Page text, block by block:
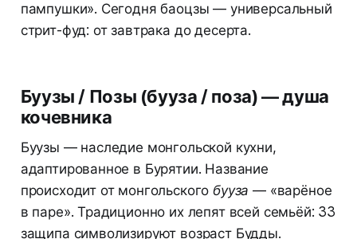
пампушки». Сегодня баоцзы — универсальный
стрит-фуд: от завтрака до десерта.
Буузы / Позы (бууза / поза) — душа
кочевника
Буузы — наследие монгольской кухни,
адаптированное в Бурятии. Название
происходит от монгольскогобууза — «варёное
в паре». Традиционно их лепят всей семьёй: 33
защипа символизируют возраст Будды.